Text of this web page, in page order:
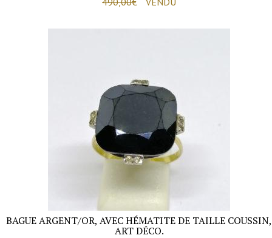
BAGUE ARGENT/OR, AVEC HÉMATITE DE TAILLE COUSSIN,
ART DÉCO.